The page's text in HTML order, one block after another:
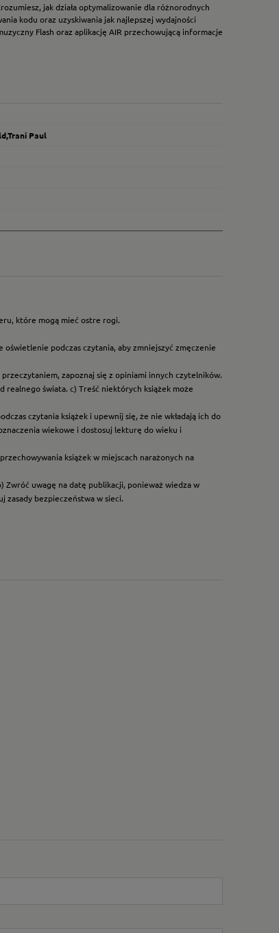
jak działa optymalizowanie dla różnorodnych
kodu oraz uzyskiwania jak najlepszej wydajności
Flash oraz aplikację AIR przechowującą informacje
Paul
które mogą mieć ostre rogi.
podczas czytania, aby zmniejszyć zmęczenie
zapoznaj się z opiniami innych czytelników.
świata. c) Treść niektórych książek może
czytania książek i upewnij się, że nie wkładają ich do
wiekowe i dostosuj lekturę do wieku i
książek w miejscach narażonych na
Zwróć uwagę na datę publikacji, ponieważ wiedza w
zasady bezpieczeństwa w sieci.